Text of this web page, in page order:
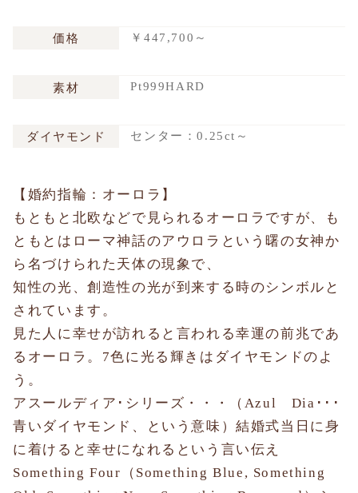
価格 ￥447,700～
素材 Pt999HARD
ダイヤモンド センター：0.25ct～
【婚約指輪：オーロラ】
もともと北欧などで見られるオーロラですが、も
ともとはローマ神話のアウロラという曙の女神か
ら名づけられた天体の現象で、
知性の光、創造性の光が到来する時のシンボルと
されています。
見た人に幸せが訪れると言われる幸運の前兆であ
るオーロラ。7色に光る輝きはダイヤモンドのよ
う。
アスールディア･シリーズ・・・（Azul Dia･･･
青いダイヤモンド、という意味）結婚式当日に身
に着けると幸せになれるという言い伝え
Something Four（Something Blue, Something